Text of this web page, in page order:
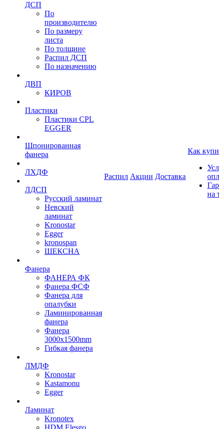
ДСП
По
производителю
По размеру
листа
По толщине
Распил ДСП
По назначению
ДВП
КИРОВ
Пластики
Пластики CPL
EGGER
Шпонированная
фанера
ЛХДФ
ЛДСП
Русский ламинат
Невский
ламинат
Kronostar
Egger
kronospan
ШЕКСНА
Фанера
ФАНЕРА ФК
Фанера ФСФ
Фанера для
опалубки
Ламинированная
фанера
Фанера
3000х1500mm
Гибкая фанера
ЛМДФ
Kronostar
Kastamonu
Egger
Ламинат
Kronotex
HDM Elesgo
Распил Акции Доставка
Как
на